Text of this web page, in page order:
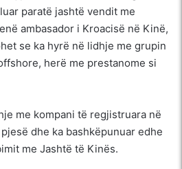
paratë jashtë vendit me
ambasador i Kroacisë në Kinë,
se ka hyrë në lidhje me grupin
herë me prestanome si
me kompani të regjistruara në
dhe ka bashkëpunuar edhe
me Jashtë të Kinës.